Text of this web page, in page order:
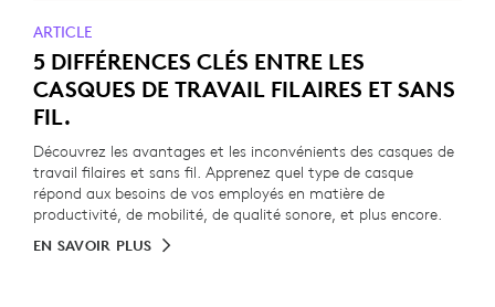
ARTICLE
5 DIFFÉRENCES CLÉS ENTRE LES
CASQUES DE TRAVAIL FILAIRES ET SANS
FIL.
Découvrez les avantages et les inconvénients des casques de
travail filaires et sans fil. Apprenez quel type de casque
répond aux besoins de vos employés en matière de
productivité, de mobilité, de qualité sonore, et plus encore.
EN SAVOIR PLUS